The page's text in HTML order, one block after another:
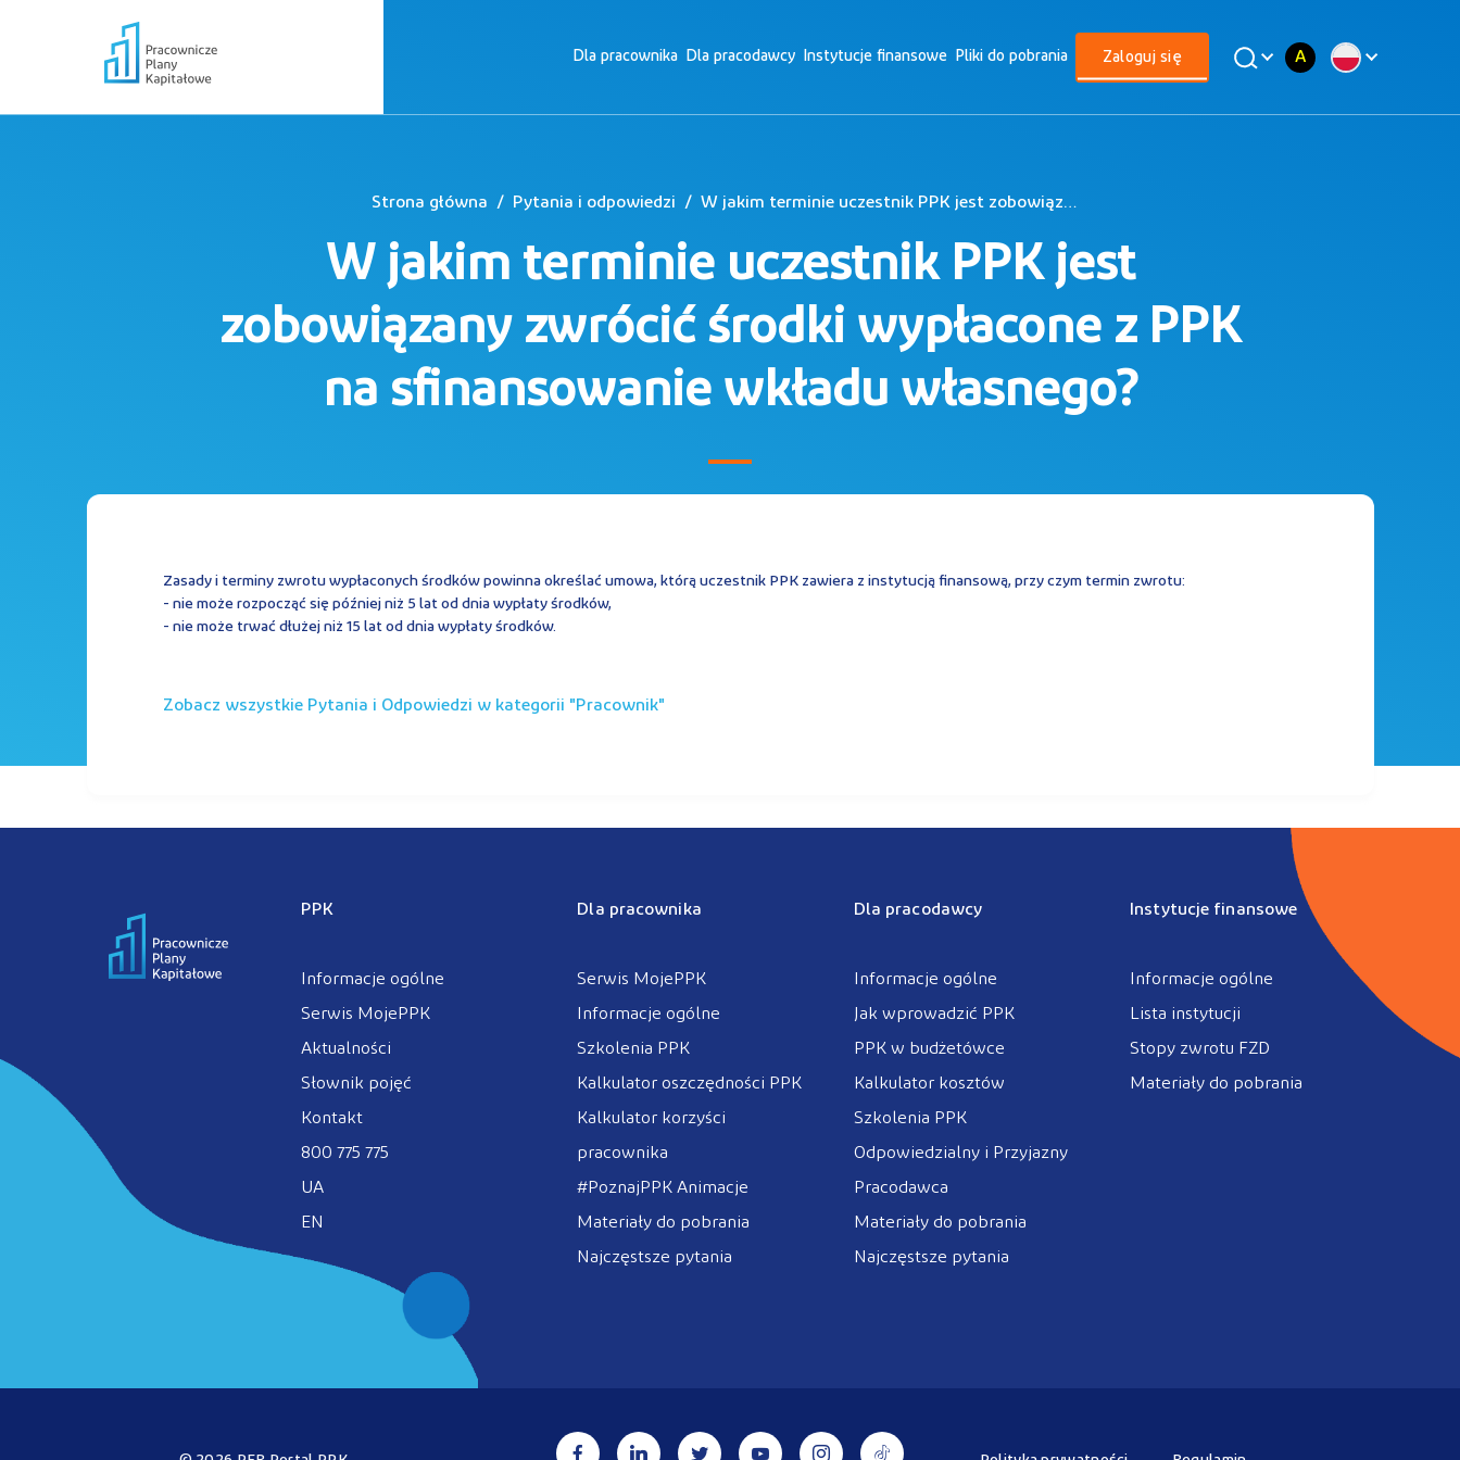
Dla pracownika Dla pracodawcy Instytucje finansowe Pliki do pobrania Zaloguj się A
Strona główna Pytania i odpowiedzi W jakim terminie uczestnik PPK jest zobowiązany zwrócić środki wypłacone z PPK na sfinansowanie wkładu własnego?
W jakim terminie uczestnik PPK jest
zobowiązany zwrócić środki wypłacone z PPK
na sfinansowanie wkładu własnego?
Zasady i terminy zwrotu wypłaconych środków powinna określać umowa, którą uczestnik PPK zawiera z instytucją finansową, przy czym termin zwrotu:
- nie może rozpocząć się później niż 5 lat od dnia wypłaty środków,
- nie może trwać dłużej niż 15 lat od dnia wypłaty środków.
Zobacz wszystkie Pytania i Odpowiedzi w kategorii " pracownik"
PPK
Informacje ogólne
Serwis MojePPK
Aktualności
Słownik pojęć
Kontakt
800 775 775
UA
EN
Dla pracownika
Serwis MojePPK
Informacje ogólne
Szkolenia PPK
Kalkulator oszczędności PPK
Kalkulator korzyści
pracownika
#PoznajPPK Animacje
Materiały do pobrania
Najczęstsze pytania
Dla pracodawcy
Informacje ogólne
Jak wprowadzić PPK
PPK w budżetówce
Kalkulator kosztów
Szkolenia PPK
Odpowiedzialny i Przyjazny
Pracodawca
Materiały do pobrania
Najczęstsze pytania
Instytucje finansowe
Informacje ogólne
Lista instytucji
Stopy zwrotu FZD
Materiały do pobrania